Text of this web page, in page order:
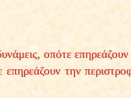
οπότε
την